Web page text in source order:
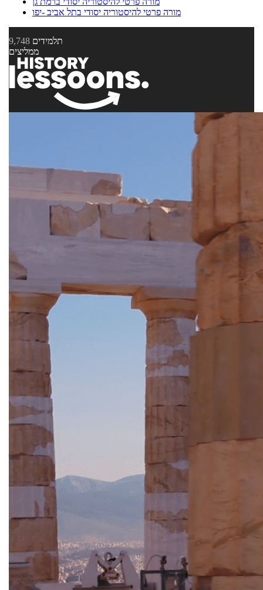
מורה פרטי להיסטוריה יסודי בתל אביב -יפו
9,748 תלמידים
ממליצים